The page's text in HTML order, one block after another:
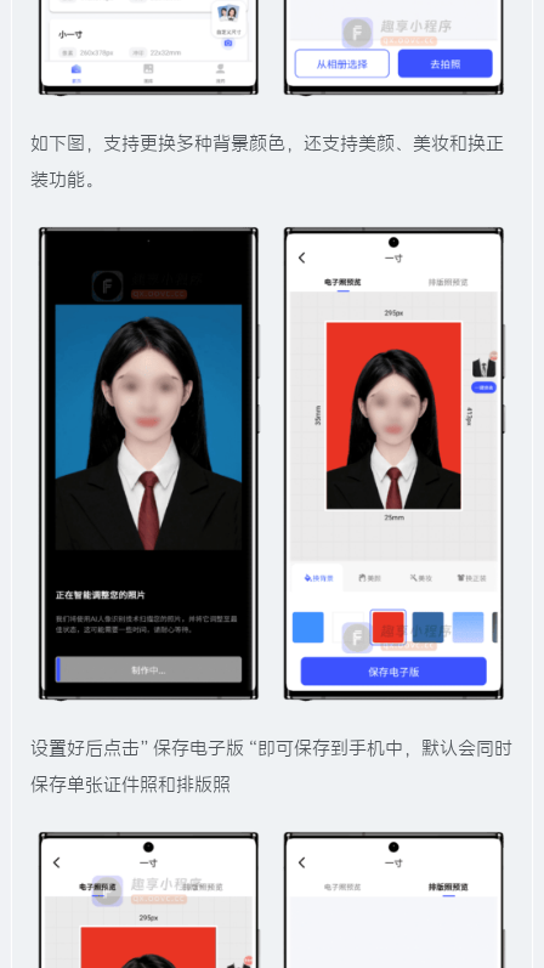
如下图，支持更换多种背景颜色，还支持美颜、美妆和换正
装功能。
设置好后点击”保存电子版“即可保存到手机中，默认会同时
保存单张证件照和排版照